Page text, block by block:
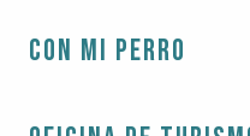
Con mi perro